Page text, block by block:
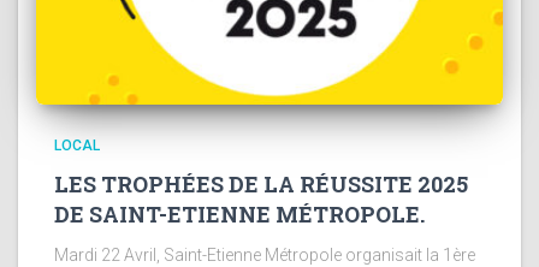
LOCAL
LES TROPHÉES DE LA RÉUSSITE 2025
DE SAINT-ETIENNE MÉTROPOLE.
Mardi 22 Avril, Saint-Etienne Métropole organisait la 1ère